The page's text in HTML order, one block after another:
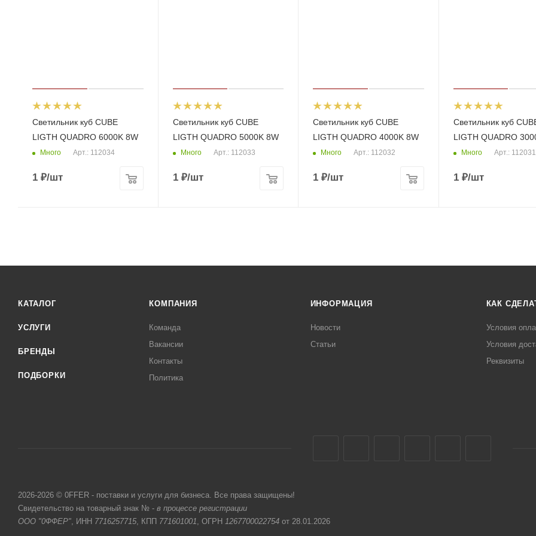
Светильник куб CUBE
LIGTH QUADRO 6000K 8W
Много Арт.: 112034
1 ₽/шт
Светильник куб CUBE
LIGTH QUADRO 5000K 8W
Много Арт.: 112033
1₽/шт
Светильник куб CUBE
LIGTH QUADRO 4000K 8W
Много Арт.: 112032
1 ₽/шт
Светильник куб
LIGTH QUADRO
Много Арт.: 112031
1₽/шт
КАТАЛОГ
УСЛУГИ
БРЕНДЫ
ПОДБОРКИ
КОМПАНИЯ
Команда
Вакансии
Контакты
Политика
ИНФОРМАЦИЯ
Новости
Статьи
КАК
Условия
Условия
Реквизиты
2026-2026 © 0FFER - поставки и услуги для бизнеса. Все права защищены!
Свидетельство на товарный знак № - в процессе регистрации
ООО "0ФФЕР", ИНН 7716257715, КПП 771601001, ОГРН 1267700022754 от 28.01.2026